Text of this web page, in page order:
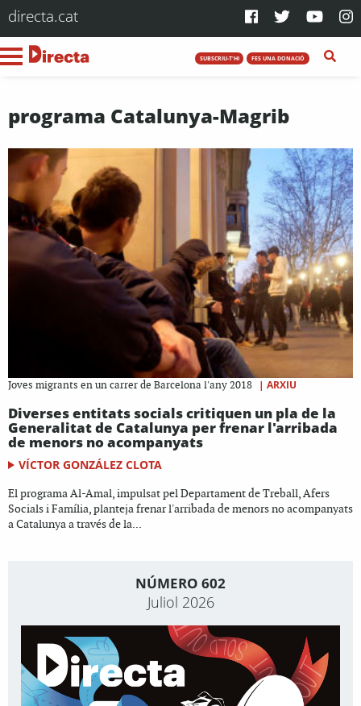
directa.cat
SUBSCRIU-T'HI FES UNA DONACIÓ
programa Catalunya-Magrib
Joves migrants en un carrer de Barcelona l'any 2018 | ARXIU
Diverses entitats socials critiquen un pla de la
Generalitat de Catalunya per frenar l'arribada
de menors no acompanyats
VÍCTOR GONZÁLEZ CLOTA
El programa Al-Amal, impulsat pel Departament de Treball, Afers
Socials i Família, planteja frenar l'arribada de menors no acompanyats
a Catalunya a través de la...
NÚMERO 602
Juliol 2026